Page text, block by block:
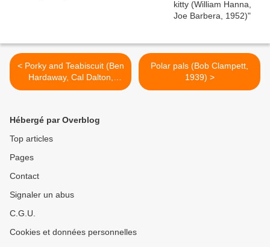
< Porky and Teabiscuit (Ben
Hardaway, Cal Dalton,
1939)
Polar pals (Bob Clampett,
1939) >
Hébergé par Overblog
Top articles
Pages
Contact
Signaler un abus
C.G.U.
Cookies et données personnelles